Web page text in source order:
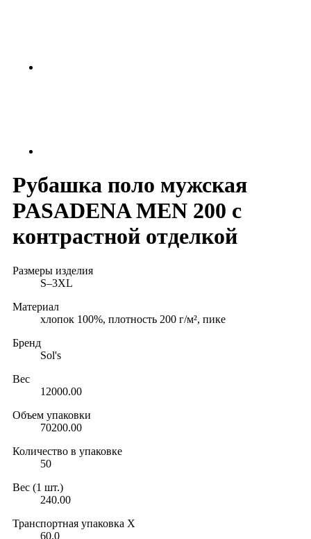
Рубашка поло мужская
PASADENA MEN 200 с
контрастной отделкой
Размеры изделия
S–3XL
Материал
хлопок 100%, плотность 200 г/м², пике
Бренд
Sol's
Вес
12000.00
Объем упаковки
70200.00
Количество в упаковке
50
Вес (1 шт.)
240.00
Транспортная упаковка X
60.0